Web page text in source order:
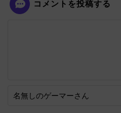
コメントを投稿する